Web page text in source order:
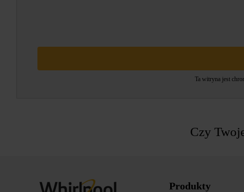
Ta witryna jest
Czy
Produkty